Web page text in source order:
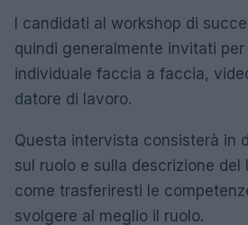
I candidati al workshop di
quindi generalmente invitati
individuale faccia a faccia,
datore di lavoro.
Questa intervista consisterà in
sul ruolo e sulla descrizione del
come trasferiresti le
svolgere al meglio il ruolo.